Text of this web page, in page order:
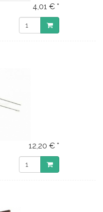
4,01 € *
12,20 € *